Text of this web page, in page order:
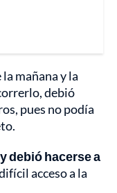
mañana y la
debió
pues no podía
debió hacerse a
acceso a la